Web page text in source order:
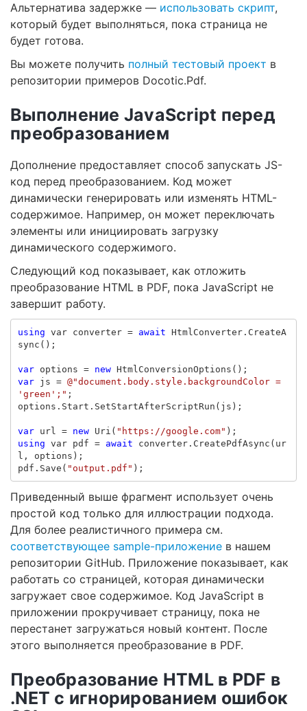
Альтернатива задержке — использовать скрипт,
который будет выполняться, пока страница не
будет готова.
Вы можете получить полный тестовый проект в
репозитории примеров Docotic.Pdf.
Выполнение JavaScript перед
преобразованием
Дополнение предоставляет способ запускать JS-
код перед преобразованием. Код может
динамически генерировать или изменять HTML-
содержимое. Например, он может переключать
элементы или инициировать загрузку
динамического содержимого.
Следующий код показывает, как отложить
преобразование HTML в PDF, пока JavaScript не
завершит работу.
using var converter = await HtmlConverter. CreateA
sync ();
var options = new HtmlConversionOptions ();
var
js = @"document.body.style.backgroundColor =
'green';" ;
options . Start . SetStartAfterScriptRun ( js );
var url = new Uri ( "https://google.com" );
using var pdf = await converter. CreatePdfAsync ( ur
l , options );
pdf . Save ( "output.pdf" );
Приведенный выше фрагмент использует очень
простой код только для иллюстрации подхода.
Для более реалистичного примера см.
соответствующее sample-приложение в нашем
репозитории GitHub. Приложение показывает, как
работать со страницей, которая динамически
загружает свое содержимое. Код JavaScript в
приложении прокручивает страницу, пока не
перестанет загружаться новый контент. После
этого выполняется преобразование в PDF.
Преобразование HTML в PDF в
.NET с игнорированием ошибок